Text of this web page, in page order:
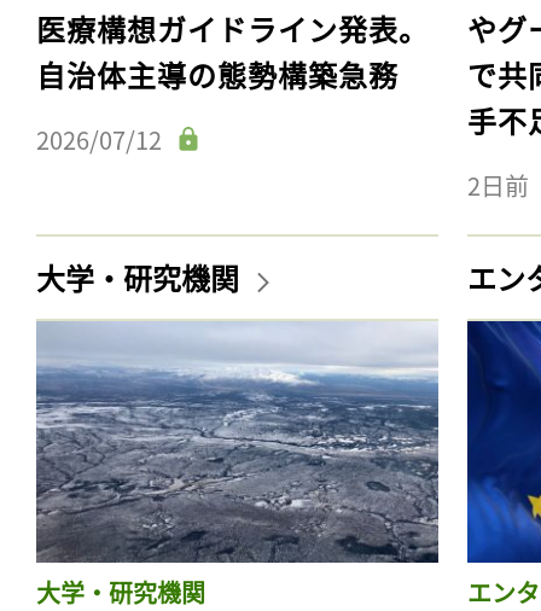
医療構想ガイドライン発表。
自治体主導の態勢構築急務
2026/07/12
やグ
で共
手不
2日前
大学・研究機関
大学・研究機関
エン
エン